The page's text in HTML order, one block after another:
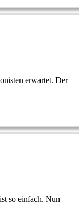
erwartet. Der
so einfach. Nun